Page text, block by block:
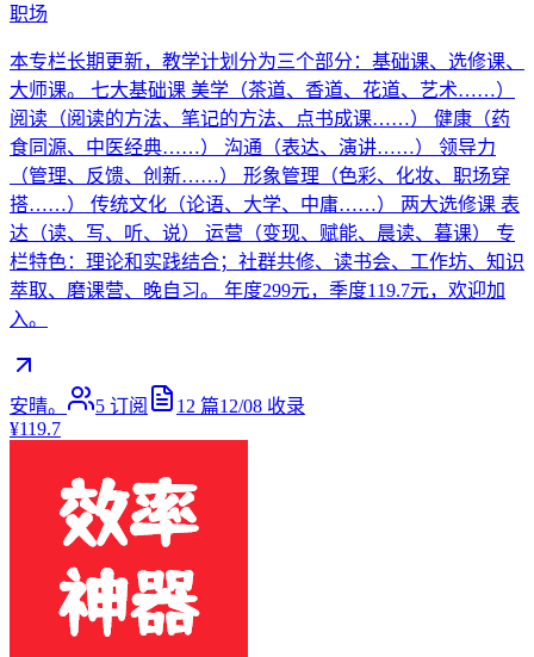
职场
本专栏长期更新，教学计划分为三个部分：基础课、选修课、
大师课。 七大基础课 美学（茶道、香道、花道、艺术……）
阅读（阅读的方法、笔记的方法、点书成课……） 健康（药
食同源、中医经典……） 沟通（表达、演讲……） 领导力
（管理、反馈、创新……） 形象管理（色彩、化妆、职场穿
搭……） 传统文化（论语、大学、中庸……） 两大选修课 表
达（读、写、听、说） 运营（变现、赋能、晨读、暮课） 专
栏特色：理论和实践结合；社群共修、读书会、工作坊、知识
萃取、磨课营、晚自习。 年度299元，季度119.7元，欢迎加
入。
安晴。 5 订阅 12 篇12/08 收录
¥119.7